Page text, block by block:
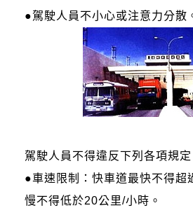
●駕駛人員不小心或注意力分散
駕駛人員不得違反下列各項規定
●車速限制：快車道最快不得超
慢不得低於20公里/小時。